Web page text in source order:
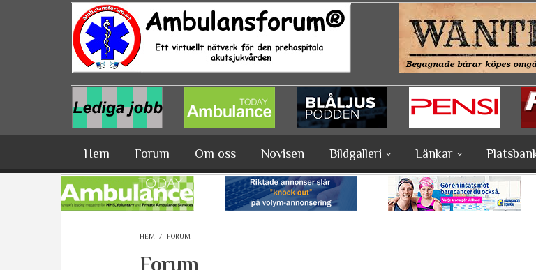
Hoppa till huvudinnehåll
Hem Forum Om oss Novisen Bildgalleri Länkar
HEM / FORUM
Forum